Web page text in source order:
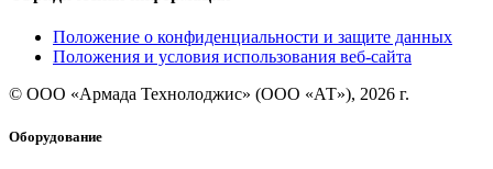
Положение о конфиденциальности и защите данных
Положения и условия использования веб-сайта
© ООО «Армада Технолоджис» (ООО «АТ»), 2026 г.
Оборудование